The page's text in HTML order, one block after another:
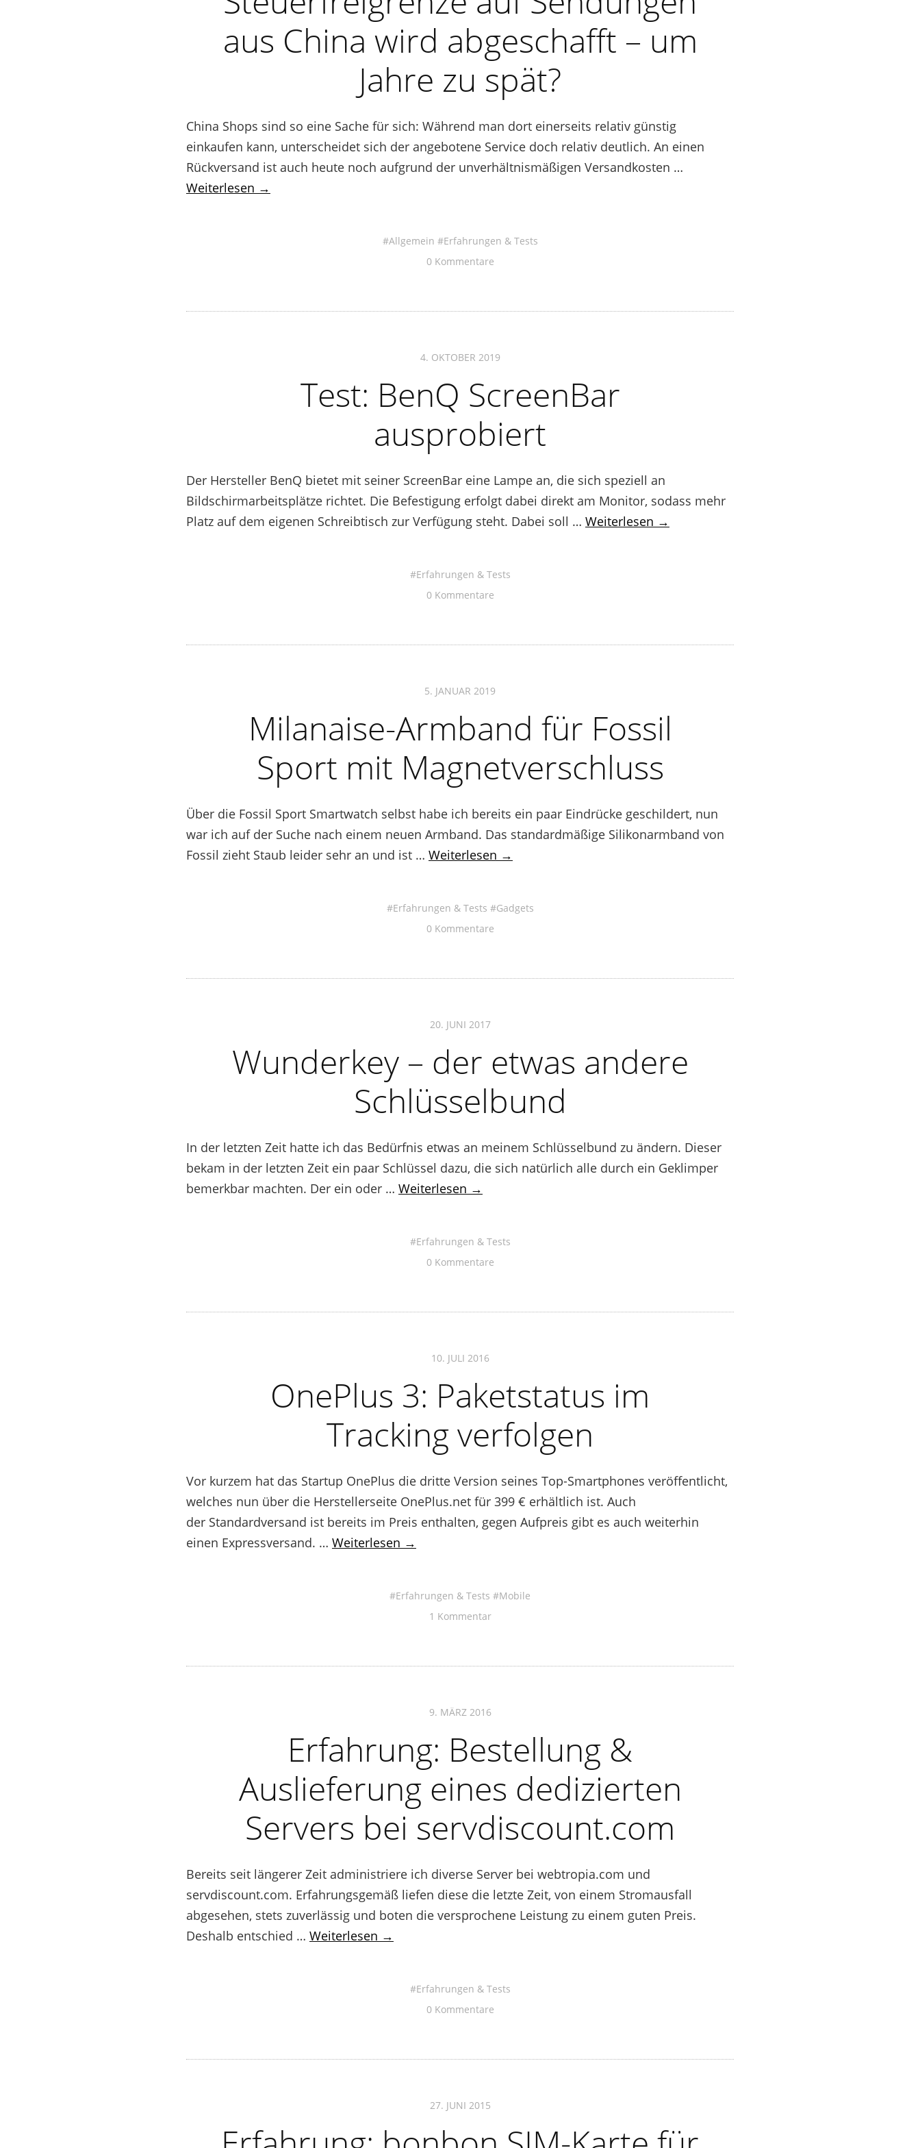
aus China wird abgeschafft – um
Jahre zu spät?
China Shops sind so eine Sache für sich: Während man dort einerseits relativ günstig
einkaufen kann, unterscheidet sich der angebotene Service doch relativ deutlich. An einen
Rückversand ist auch heute noch aufgrund der unverhältnismäßigen Versandkosten …
Weiterlesen →
Allgemein
Erfahrungen & Tests
0 Kommentare
4. OKTOBER 2019
Test: BenQ ScreenBar
ausprobiert
Der Hersteller BenQ bietet mit seiner ScreenBar eine Lampe an, die sich speziell an
Bildschirmarbeitsplätze richtet. Die Befestigung erfolgt dabei direkt am Monitor, sodass mehr
Platz auf dem eigenen Schreibtisch zur Verfügung steht. Dabei soll … Weiterlesen →
Erfahrungen & Tests
0 Kommentare
5. JANUAR 2019
Milanaise-Armband für Fossil
Sport mit Magnetverschluss
Über die Fossil Sport Smartwatch selbst habe ich bereits ein paar Eindrücke geschildert, nun
war ich auf der Suche nach einem neuen Armband. Das standardmäßige Silikonarmband von
Fossil zieht Staub leider sehr an und ist … Weiterlesen →
Erfahrungen & Tests
Gadgets
0 Kommentare
20. JUNI 2017
Wunderkey – der etwas andere
Schlüsselbund
In der letzten Zeit hatte ich das Bedürfnis etwas an meinem Schlüsselbund zu ändern. Dieser
bekam in der letzten Zeit ein paar Schlüssel dazu, die sich natürlich alle durch ein Geklimper
bemerkbar machten. Der ein oder … Weiterlesen →
Erfahrungen & Tests
0 Kommentare
10. JULI 2016
OnePlus 3: Paketstatus im
Tracking verfolgen
Vor kurzem hat das Startup OnePlus die dritte Version seines Top-Smartphones veröffentlicht,
welches nun über die Herstellerseite OnePlus.net für 399 € erhältlich ist. Auch
der Standardversand ist bereits im Preis enthalten, gegen Aufpreis gibt es auch weiterhin
einen Expressversand. … Weiterlesen →
Erfahrungen & Tests
Mobile
1 Kommentar
9. MÄRZ 2016
Erfahrung: Bestellung &
Auslieferung eines dedizierten
Servers bei servdiscount.com
Bereits seit längerer Zeit administriere ich diverse Server bei webtropia.com und
servdiscount.com. Erfahrungsgemäß liefen diese die letzte Zeit, von einem Stromausfall
abgesehen, stets zuverlässig und boten die versprochene Leistung zu einem guten Preis.
Deshalb entschied … Weiterlesen →
Erfahrungen & Tests
0 Kommentare
27. JUNI 2015